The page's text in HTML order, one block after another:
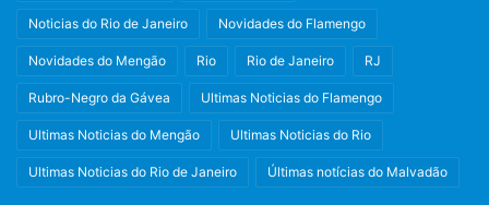
Noticias do Rio de Janeiro Novidades do Flamengo
Novidades do Mengão Rio Rio de Janeiro RJ
Rubro-Negro da Gávea Ultimas Noticias do Flamengo
Ultimas Noticias do Mengão Ultimas Noticias do Rio
Ultimas Noticias do Rio de Janeiro Últimas notícias do Malvadão